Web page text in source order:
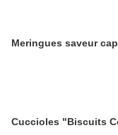
Meringues saveur
Cuccioles "Biscuits